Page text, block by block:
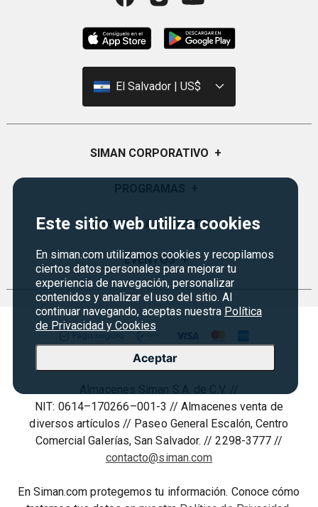
Este sitio web utiliza cookies
En siman.com utilizamos cookies y recopilamos
ciertos datos personales para mejorar tu
experiencia de navegación, personalizar
contenidos y analizar el uso del sitio. Al
continuar navegando, aceptas nuestra Política
de Privacidad y Cookies
Aceptar
El Salvador | US$
SIMAN CORPORATIVO +
Historia
Sucursales
Servicios
Certificados de Regalo
Siman PRO
Credisiman
Marketplace
Vende en Marketplace
SERVICIO AL CLIENTE +
Preguntas Frecuentes
Política de devoluciones y garantias
Contáctenos
Seguridad del sitio
Política de Privacidad
Condiciones ofertas
Derecho de Retracto
Condiciones de uso
Términos y condiciones
EVENTOS +
Regreso a clases
Rebajas
Cyber Monday
Agosto es diversión
NIT: 0614–170266–001-3 // Almacenes venta de
diversos artículos // Paseo General Escalón, Centro
Comercial Galerías, San Salvador. // 2298-3777 //
contacto@siman.com
En Siman.com protegemos tu información. Conoce cómo